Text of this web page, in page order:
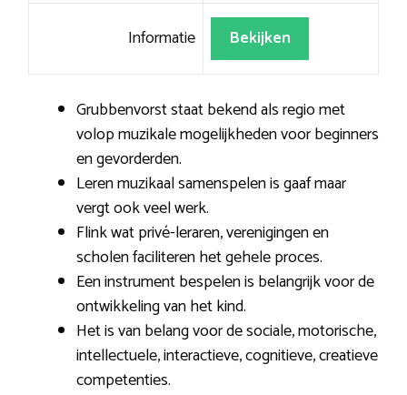
Informatie Bekijken
Grubbenvorst staat bekend als regio met
volop muzikale mogelijkheden voor beginners
en gevorderden.
Leren muzikaal samenspelen is gaaf maar
vergt ook veel werk.
Flink wat privé-leraren, verenigingen en
scholen faciliteren het gehele proces.
Een instrument bespelen is belangrijk voor de
ontwikkeling van het kind.
Het is van belang voor de sociale, motorische,
intellectuele, interactieve, cognitieve, creatieve
competenties.